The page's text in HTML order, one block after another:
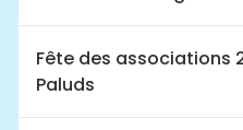
Fête des associations
Paluds